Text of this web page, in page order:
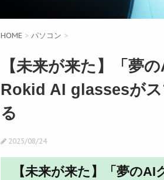
HOME > パソコン >
【未来が来た】「夢
Rokid AI glassesが
る
2025/08/24
【未来が来た】「夢の